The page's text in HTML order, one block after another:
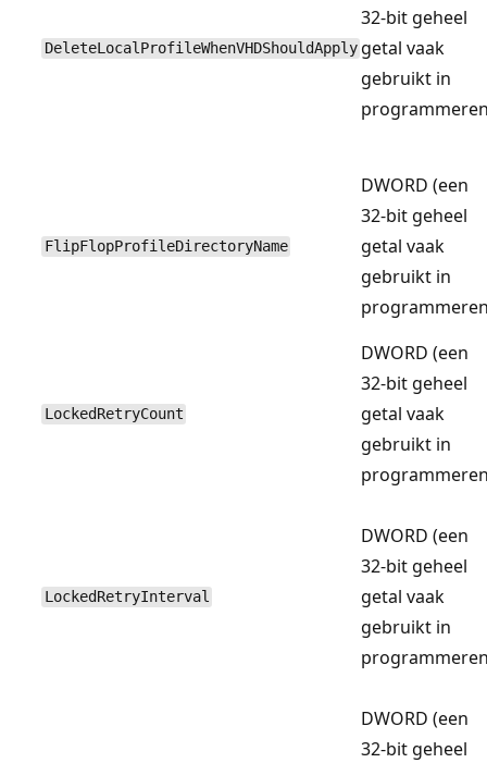
DeleteLocalProfileWhenVHDShouldApply
32-bit geheel
getal vaak
gebruikt in
FlipFlopProfileDirectoryName
DWORD (een
32-bit geheel
getal vaak
gebruikt in
LockedRetryCount
DWORD (een
32-bit geheel
getal vaak
gebruikt in
LockedRetryInterval
DWORD (een
32-bit geheel
getal vaak
gebruikt in
DWORD (een
32-bit geheel